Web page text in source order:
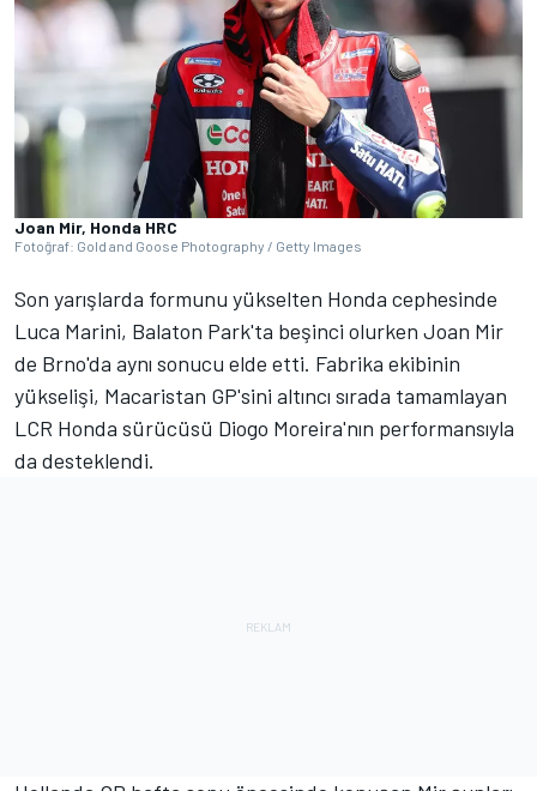
Joan Mir, Honda HRC
Fotoğraf: Gold and Goose Photography / Getty Images
Son yarışlarda formunu yükselten Honda cephesinde
Luca Marini, Balaton Park'ta beşinci olurken Joan Mir
de Brno'da aynı sonucu elde etti. Fabrika ekibinin
yükselişi, Macaristan GP'sini altıncı sırada tamamlayan
LCR Honda sürücüsü Diogo Moreira'nın performansıyla
da desteklendi.